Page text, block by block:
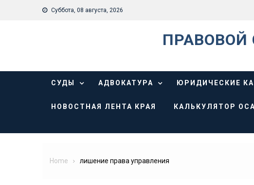
Суббота, 08 августа, 2026
ПРАВОВОЙ
СУДЫ АДВОКАТУРА ЮРИДИЧЕСКИЕ
НОВОСТНАЯ ЛЕНТА КРАЯ КАЛЬКУЛЯТОР
Home лишение права управления